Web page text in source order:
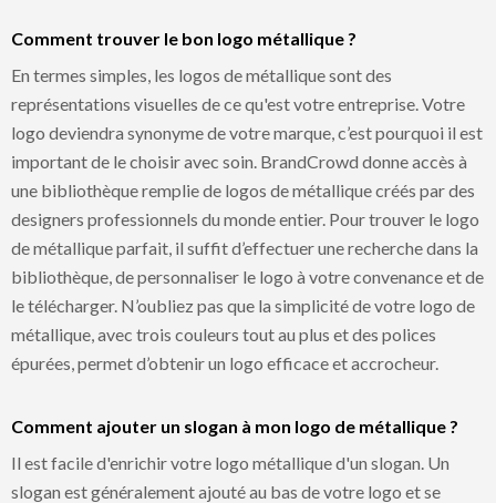
Comment trouver le bon logo métallique ?
En termes simples, les logos de métallique sont des
représentations visuelles de ce qu'est votre entreprise. Votre
logo deviendra synonyme de votre marque, c’est pourquoi il est
important de le choisir avec soin. BrandCrowd donne accès à
une bibliothèque remplie de logos de métallique créés par des
designers professionnels du monde entier. Pour trouver le logo
de métallique parfait, il suffit d’effectuer une recherche dans la
bibliothèque, de personnaliser le logo à votre convenance et de
le télécharger. N’oubliez pas que la simplicité de votre logo de
métallique, avec trois couleurs tout au plus et des polices
épurées, permet d’obtenir un logo efficace et accrocheur.
Comment ajouter un slogan à mon logo de métallique ?
Il est facile d'enrichir votre logo métallique d'un slogan. Un
slogan est généralement ajouté au bas de votre logo et se